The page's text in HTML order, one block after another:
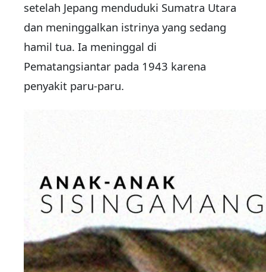
setelah Jepang menduduki Sumatra Utara
dan meninggalkan istrinya yang sedang
hamil tua. Ia meninggal di
Pematangsiantar pada 1943 karena
penyakit paru-paru.